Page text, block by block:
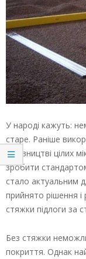
У народі кажуть:
старе. Раніше
будівництві цілих
зробити
стало актуальним
прийнято рішення і
стяжки підлоги за
Без стяжки
покриття. Однак